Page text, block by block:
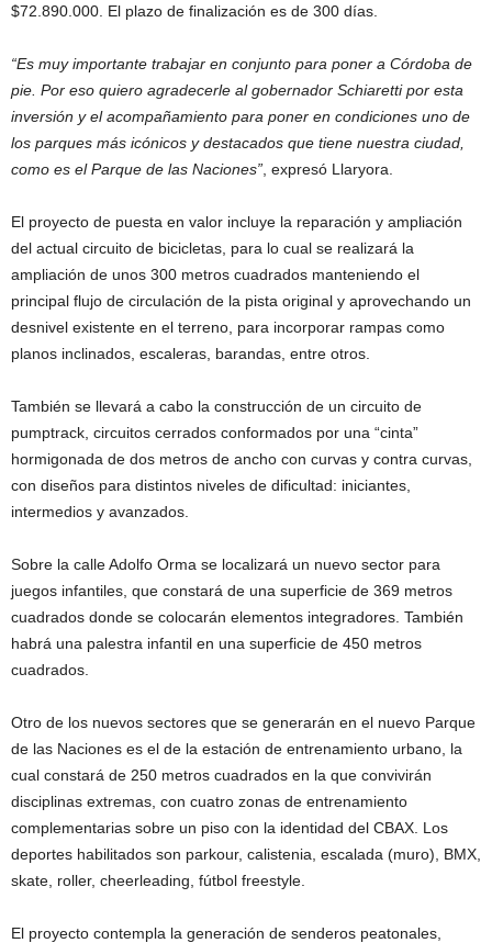
$72.890.000. El plazo de finalización es de 300 días.
“Es muy importante trabajar en conjunto para poner a Córdoba de
pie. Por eso quiero agradecerle al gobernador Schiaretti por esta
inversión y el acompañamiento para poner en condiciones uno de
los parques más icónicos y destacados que tiene nuestra ciudad,
como es el Parque de las Naciones” , expresó Llaryora.
El proyecto de puesta en valor incluye la reparación y ampliación
del actual circuito de bicicletas, para lo cual se realizará la
ampliación de unos 300 metros cuadrados manteniendo el
principal flujo de circulación de la pista original y aprovechando un
desnivel existente en el terreno, para incorporar rampas como
planos inclinados, escaleras, barandas, entre otros.
También se llevará a cabo la construcción de un circuito de
pumptrack, circuitos cerrados conformados por una “cinta”
hormigonada de dos metros de ancho con curvas y contra curvas,
con diseños para distintos niveles de dificultad: iniciantes,
intermedios y avanzados.
Sobre la calle Adolfo Orma se localizará un nuevo sector para
juegos infantiles, que constará de una superficie de 369 metros
cuadrados donde se colocarán elementos integradores. También
habrá una palestra infantil en una superficie de 450 metros
cuadrados.
Otro de los nuevos sectores que se generarán en el nuevo Parque
de las Naciones es el de la estación de entrenamiento urbano, la
cual constará de 250 metros cuadrados en la que convivirán
disciplinas extremas, con cuatro zonas de entrenamiento
complementarias sobre un piso con la identidad del CBAX. Los
deportes habilitados son parkour, calistenia, escalada (muro), BMX,
skate, roller, cheerleading, fútbol freestyle.
El proyecto contempla la generación de senderos peatonales,